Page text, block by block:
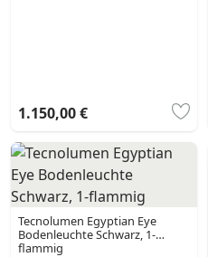
1.150,00 €
Tecnolumen Egyptian Eye
Bodenleuchte Schwarz, 1-
flammig